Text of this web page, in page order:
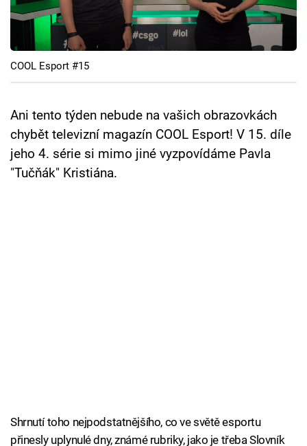
Cool Esport
Pořady
TV Program
Sledujte prima+
Přihlášení
COOL Esport #15
Ani tento týden nebude na vašich obrazovkách
chybět televizní magazín COOL Esport! V 15. díle
jeho 4. série si mimo jiné vyzpovídáme Pavla
"Tučňák" Kristiána.
Shrnutí toho nejpodstatnějšího, co ve světě esportu
přinesly uplynulé dny, známé rubriky, jako je třeba Slovník